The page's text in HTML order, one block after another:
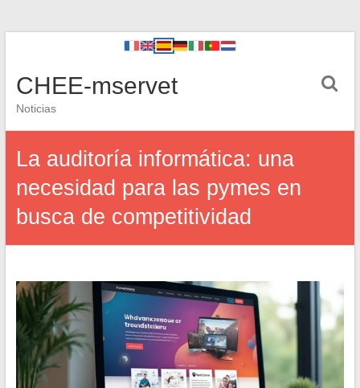
CHEE-mservet
Noticias
La auditoría informática: una
necesidad para las pymes en
busca de competitividad